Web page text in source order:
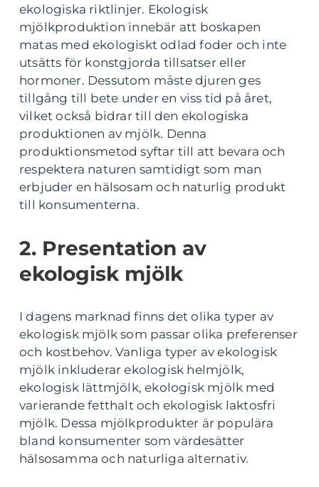
ekologiska riktlinjer. Ekologisk
mjölkproduktion innebär att boskapen
matas med ekologiskt odlad foder och inte
utsätts för konstgjorda tillsatser eller
hormoner. Dessutom måste djuren ges
tillgång till bete under en viss tid på året,
vilket också bidrar till den ekologiska
produktionen av mjölk. Denna
produktionsmetod syftar till att bevara och
respektera naturen samtidigt som man
erbjuder en hälsosam och naturlig produkt
till konsumenterna.
2. Presentation av
ekologisk mjölk
I dagens marknad finns det olika typer av
ekologisk mjölk som passar olika preferenser
och kostbehov. Vanliga typer av ekologisk
mjölk inkluderar ekologisk helmjölk,
ekologisk lättmjölk, ekologisk mjölk med
varierande fetthalt och ekologisk laktosfri
mjölk. Dessa mjölkprodukter är populära
bland konsumenter som värdesätter
hälsosamma och naturliga alternativ.